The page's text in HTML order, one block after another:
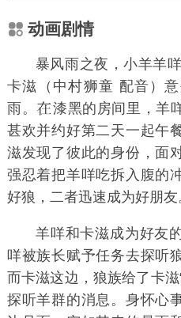
动画剧情
暴风雨之夜，小羊羊
卡滋（中村狮童 配音）
雨。
漆黑的房间里，羊
甚欢并约好第二天一起午
滋发现了彼此的身份，面
强忍着把羊咩吃拆入腹的
好狼，二者迅速成为好朋友
羊咩和卡滋成为好友
咩被族长赋予任务去探听
而卡滋这边，狼族给了卡
探听羊群的消息。身怀心